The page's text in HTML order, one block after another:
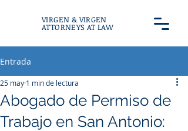
VIRGEN & VIRGEN
ATTORNEYS AT LAW
Entrada
Abogado de Permiso de
Trabajo en San Antonio:
25 may 1 min de lectura